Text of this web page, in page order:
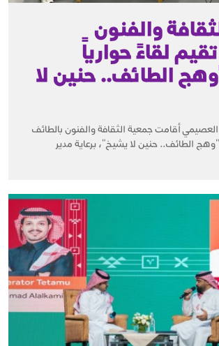
والفنون
لقاءً حوارياً
الطائف.. حنين لا
أقامت جمعية الثقافة والفنون بالطائف
"وهج الطائف.. حنين لا يشيخ"، برعاية مدير